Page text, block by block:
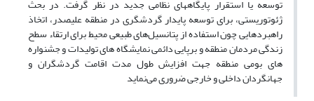
توسعه یا استقرار پایگاه­های نظامی جدید در نظر گرفت. در بحث
ژئوتوریستی، برای توسعه پایدار گردشگری در منطقه علیصدر، اتخاذ
راهبردهایی چون استفاده از پتانسیل‌های طبیعی محیط برای ارتقاء سطح
زندگی مردمان منطقه و برپایی دائمی نمایشگاه های تولیدات و جشنواره
های بومی منطقه جهت افزایش طول مدت اقامت گردشگران و
جهانگردان داخلی و خارجی ضروری می‌نماید